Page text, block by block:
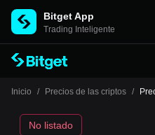
Bitget App
Trading Inteligente
Inicio / Precios de las criptos /
No listado